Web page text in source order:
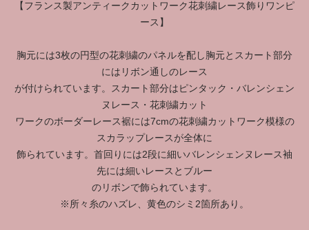
【フランス製アンティークカットワーク花刺繍レース飾りワンピ
ース】
胸元には3枚の円型の花刺繍のパネルを配し胸元とスカート部分
にはリボン通しのレース
が付けられています。スカート部分はピンタック・バレンシェン
ヌレース・花刺繍カット
ワークのボーダーレース裾には7cmの花刺繍カットワーク模様の
スカラップレースが全体に
飾られています。首回りには2段に細いバレンシェンヌレース袖
先には細いレースとブルー
のリボンで飾られています。
※所々糸のハズレ、黄色のシミ2箇所あり。